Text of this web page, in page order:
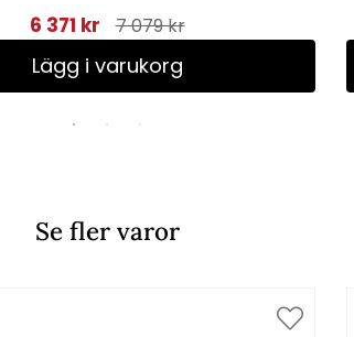
6 371 kr 7 079 kr
Lägg i varukorg
Se fler varor